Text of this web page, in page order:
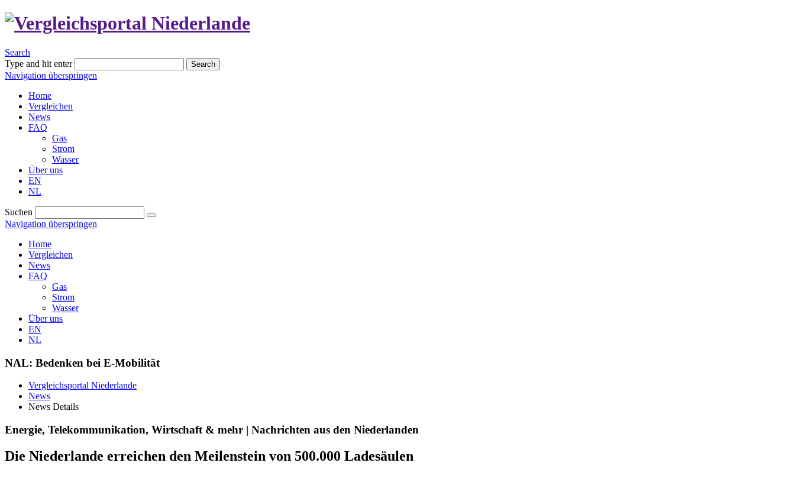
Search
Type and hit enter
Search
Navigation überspringen
Home
Vergleichen
News
FAQ
Gas
Strom
Wasser
Über uns
EN
NL
Suchen
Navigation überspringen
Home
Vergleichen
News
FAQ
Gas
Strom
Wasser
Über uns
EN
NL
NAL: Bedenken bei E-Mobilität
Vergleichsportal Niederlande
News
News Details
Energie, Telekommunikation, Wirtschaft & mehr | Nachrichten aus den Niederlanden
Die Niederlande erreichen den Meilenstein von 500.000 Ladesäulen